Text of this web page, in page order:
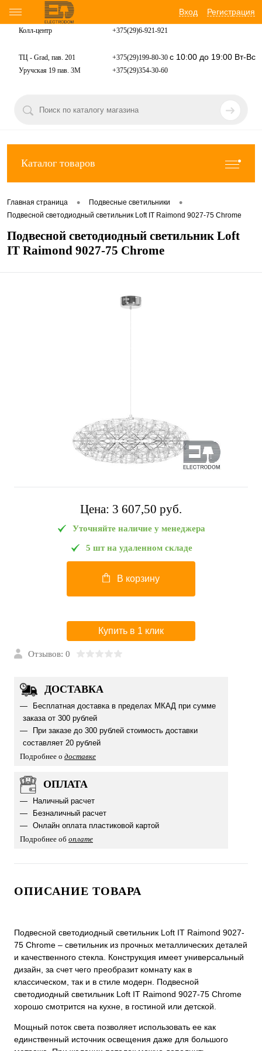
Вход Регистрация
Колл-центр +375(29)6-921-921
ТЦ - Grad, пав. 201 +375(29)199-80-30 с 10:00 до 19:00 Вт-Вс
Уручская 19 пав. 3М +375(29)354-30-60
Каталог товаров
Главная страница • Подвесные светильники •
Подвесной светодиодный светильник Loft IT Raimond 9027-75 Chrome
Подвесной светодиодный светильник Loft
IT Raimond 9027-75 Chrome
Цена: 3 607,50 pуб.
Уточняйте наличие у менеджера
5 шт на удаленном складе
В корзину
Купить в 1 клик
Отзывов: 0
ДОСТАВКА
Бесплатная доставка в пределах МКАД при сумме
заказа от 300 рублей
При заказе до 300 рублей стоимость доставки
составляет 20 рублей
Подробнее о доставке
ОПЛАТА
Наличный расчет
Безналичный расчет
Онлайн оплата пластиковой картой
Подробнее об оплате
ОПИСАНИЕ ТОВАРА
Подвесной светодиодный светильник Loft IT Raimond 9027-
75 Chrome – светильник из прочных металлических деталей
и качественного стекла. Конструкция имеет универсальный
дизайн, за счет чего преобразит комнату как в
классическом, так и в стиле модерн. Подвесной
светодиодный светильник Loft IT Raimond 9027-75 Chrome
хорошо смотрится на кухне, в гостиной или детской.
Мощный поток света позволяет использовать ее как
единственный источник освещения даже для большого